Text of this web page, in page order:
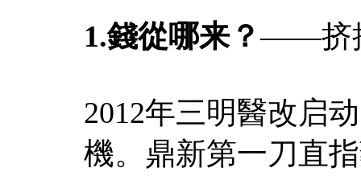
1.錢從哪来？——挤
2012年三明醫改启
機。鼎新第一刀直